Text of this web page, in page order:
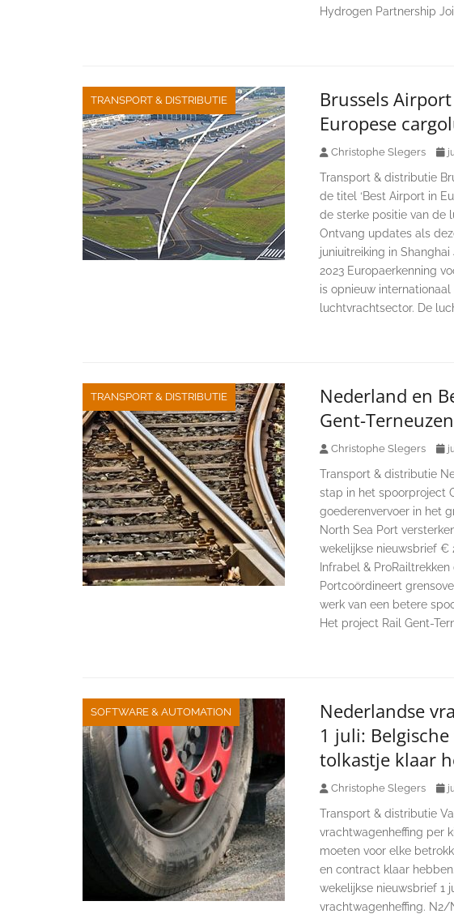
Hydrogen Partnership
TRANSPORT & DISTRIBUTIE
Brussels
Europese
Christophe Slegers
Transport & distributie
de titel ‘Best Airport in
de sterke positie van de
Ontvang updates als
juniuitreiking in Shanghai
2023 Europaerkenning
is opnieuw
luchtvrachtsector. De
TRANSPORT & DISTRIBUTIE
Nederland en
Gent-
Christophe Slegers
Transport & distributie
stap in het spoorproject
goederenvervoer in het
North Sea Port
wekelijkse nieuwsbrief €
Infrabel &
Portcoördineert
werk van een betere
Het project Rail Gent-
SOFTWARE & AUTOMATION
Nederlandse
1 juli:
tolkastje klaar
Christophe Slegers
Transport & distributie
vrachtwagenheffing per
moeten voor elke
en contract klaar
wekelijkse nieuwsbrief 1
vrachtwagenheffing.